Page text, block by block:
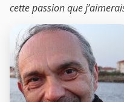
cette passion que